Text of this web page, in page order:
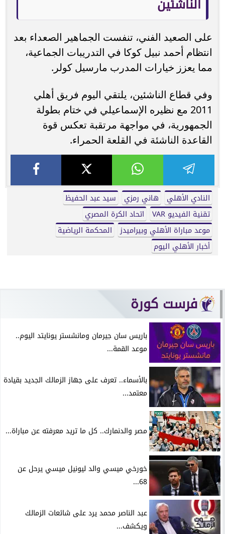
على الصعيد الفني، تنفست الجماهير الصعداء بعد
انتظام أحمد نبيل كوكا في التدريبات الجماعية،
مما يعزز خيارات المدرب مارسيل كولر.
وفي قطاع الناشئين، يلتقي اليوم فريق أهلي
2011 مع نظيره الإسماعيلي في ختام بطولة
الجمهورية، في مواجهة مرتقبة تعكس قوة
القاعدة الناشئة في القلعة الحمراء.
النادي الأهلي هاني رمزي
سيد عبد الحفيظ
تقنية الفيديو VAR
اتحاد الكرة المصري
موعد مباراة الأهلي وبيراميدز
المحكمة الرياضية
أخبار الأهلي اليوم
فرست كورة
باريس سان جيرمان ومانشستر يونايتد اليوم..
موعد القمة...
بالأسماء.. تعرف على جهاز الزمالك الجديد بقيادة
معتمد...
مصر والدنمارك.. كل ما تريد معرفته عن مباراة...
خورخي ميسي والد ليونيل ميسي يرحل عن
68...
عبد الناصر محمد يرد على شائعات الزمالك
ويكشف...